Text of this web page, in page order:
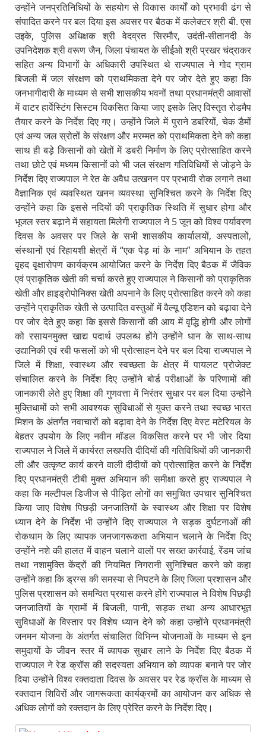
उन्होंने जनप्रतिनिधियों के सहयोग से विकास कार्यों को प्रभावी ढंग से
संपादित करने पर बल दिया इस अवसर पर बैठक में कलेक्टर श्री बी. एस
उइके, पुलिस अधिक्षक श्री वेदव्रत सिरमौर, उदंती-सीतानदी के
उपनिदेशक श्री वरूण जैन, जिला पंचायत के सीईओ श्री प्रखर चंद्राकर
सहित अन्य विभागों के अधिकारी उपस्थित थे राज्यपाल ने गोद ग्राम
बिजली में जल संरक्षण को प्राथमिकता देने पर जोर देते हुए कहा कि
जनभागीदारी के माध्यम से सभी शासकीय भवनों तथा प्रधानमंत्री आवासों
में वाटर हार्वेस्टिंग सिस्टम विकसित किया जाए इसके लिए विस्तृत रोडमैप
तैयार करने के निर्देश दिए गए। उन्होंने जिले में पुराने डबरियों, चेक डैमों
एवं अन्य जल स्रोतों के संरक्षण और मरम्मत को प्राथमिकता देने को कहा
साथ ही बड़े किसानों को खेतों में डबरी निर्माण के लिए प्रोत्साहित करने
तथा छोटे एवं मध्यम किसानों को भी जल संरक्षण गतिविधियों से जोड़ने के
निर्देश दिए राज्यपाल ने रेत के अवैध उत्खनन पर प्रभावी रोक लगाने तथा
वैज्ञानिक एवं व्यवस्थित खनन व्यवस्था सुनिश्चित करने के निर्देश दिए
उन्होंने कहा कि इससे नदियों की प्राकृतिक स्थिति में सुधार होगा और
भूजल स्तर बढ़ाने में सहायता मिलेगी राज्यपाल ने 5 जून को विश्व पर्यावरण
दिवस के अवसर पर जिले के सभी शासकीय कार्यालयों, अस्पतालों,
संस्थानों एवं रिहायशी क्षेत्रों में “एक पेड़ मां के नाम” अभियान के तहत
वृहद वृक्षारोपण कार्यक्रम आयोजित करने के निर्देश दिए बैठक में जैविक
एवं प्राकृतिक खेती की चर्चा करते हुए राज्यपाल ने किसानों को प्राकृतिक
खेती और हाइड्रोपोनिक्स खेती अपनाने के लिए प्रोत्साहित करने को कहा
उन्होंने प्राकृतिक खेती से उत्पादित वस्तुओं में वैल्यू एडिशन को बढ़ावा देने
पर जोर देते हुए कहा कि इससे किसानों की आय में वृद्धि होगी और लोगों
को रसायनमुक्त खाद्य पदार्थ उपलब्ध होंगे उन्होंने धान के साथ-साथ
उद्यानिकी एवं रबी फसलों को भी प्रोत्साहन देने पर बल दिया राज्यपाल ने
जिले में शिक्षा, स्वास्थ्य और स्वच्छता के क्षेत्र में पायलट प्रोजेक्ट
संचालित करने के निर्देश दिए उन्होंने बोर्ड परीक्षाओं के परिणामों की
जानकारी लेते हुए शिक्षा की गुणवत्ता में निरंतर सुधार पर बल दिया उन्होंने
मुक्तिधामों को सभी आवश्यक सुविधाओं से युक्त करने तथा स्वच्छ भारत
मिशन के अंतर्गत नवाचारों को बढ़ावा देने के निर्देश दिए वेस्ट मटेरियल के
बेहतर उपयोग के लिए नवीन मॉडल विकसित करने पर भी जोर दिया
राज्यपाल ने जिले में कार्यरत लखपति दीदियों की गतिविधियों की जानकारी
ली और उत्कृष्ट कार्य करने वाली दीदीयों को प्रोत्साहित करने के निर्देश
दिए प्रधानमंत्री टीबी मुक्त अभियान की समीक्षा करते हुए राज्यपाल ने
कहा कि मल्टीपल डिजीज से पीड़ित लोगों का समुचित उपचार सुनिश्चित
किया जाए विशेष पिछड़ी जनजातियों के स्वास्थ्य और शिक्षा पर विशेष
ध्यान देने के निर्देश भी उन्होंने दिए राज्यपाल ने सड़क दुर्घटनाओं की
रोकथाम के लिए व्यापक जनजागरूकता अभियान चलाने के निर्देश दिए
उन्होंने नशे की हालत में वाहन चलाने वालों पर सख्त कार्रवाई, रेंडम जांच
तथा नशामुक्ति केंद्रों की नियमित निगरानी सुनिश्चित करने को कहा
उन्होंने कहा कि ड्रग्स की समस्या से निपटने के लिए जिला प्रशासन और
पुलिस प्रशासन को समन्वित प्रयास करने होंगे राज्यपाल ने विशेष पिछड़ी
जनजातियों के ग्रामों में बिजली, पानी, सड़क तथा अन्य आधारभूत
सुविधाओं के विस्तार पर विशेष ध्यान देने को कहा उन्होंने प्रधानमंत्री
जनमन योजना के अंतर्गत संचालित विभिन्न योजनाओं के माध्यम से इन
समुदायों के जीवन स्तर में व्यापक सुधार लाने के निर्देश दिए बैठक में
राज्यपाल ने रेड क्रॉस की सदस्यता अभियान को व्यापक बनाने पर जोर
दिया उन्होंने विश्व रक्तदाता दिवस के अवसर पर रेड क्रॉस के माध्यम से
रक्तदान शिविरों और जागरूकता कार्यक्रमों का आयोजन कर अधिक से
अधिक लोगों को रक्तदान के लिए प्रेरित करने के निर्देश दिए।